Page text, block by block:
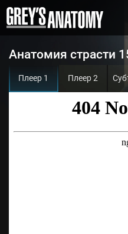
Анатомия страсти
Плеер 1 Плеер 2